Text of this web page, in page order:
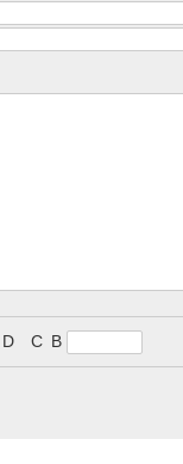
D C B